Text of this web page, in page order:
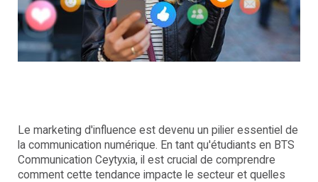
Le marketing d'influence est devenu un pilier essentiel de
la communication numérique. En tant qu'étudiants en BTS
Communication Ceytyxia, il est crucial de comprendre
comment cette tendance impacte le secteur et quelles